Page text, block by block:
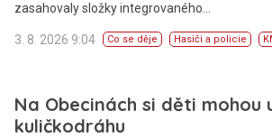
zasahovaly složky integrovaného…
3. 8. 2026 9:04 Co se děje Hasiči a policie
Na Obecinách si děti mohou
kuličkodráhu